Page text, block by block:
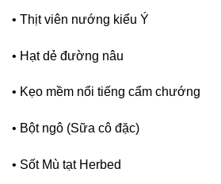
• Thịt viên nướng kiểu Ý
• Hạt dẻ đường nâu
• Kẹo mềm nổi tiếng cẩm chướng
• Bột ngô (Sữa cô đặc)
• Sốt Mù tạt Herbed